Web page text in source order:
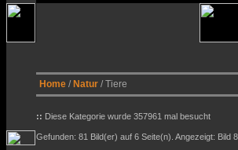
Home / Natur / Tiere
:: Diese Kategorie wurde 357961 mal besucht
Gefunden: 81 Bild(er) auf 6 Seite(n). Angezeigt: Bild